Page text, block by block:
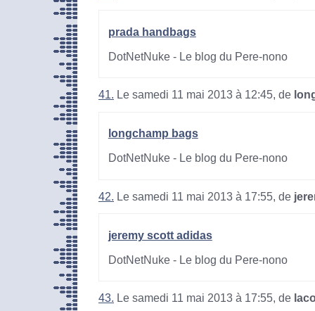
prada handbags
DotNetNuke - Le blog du Pere-nono
41. Le samedi 11 mai 2013 à 12:45, de
longchamp bags
DotNetNuke - Le blog du Pere-nono
42. Le samedi 11 mai 2013 à 17:55, de
jeremy scott adidas
DotNetNuke - Le blog du Pere-nono
43. Le samedi 11 mai 2013 à 17:55, de